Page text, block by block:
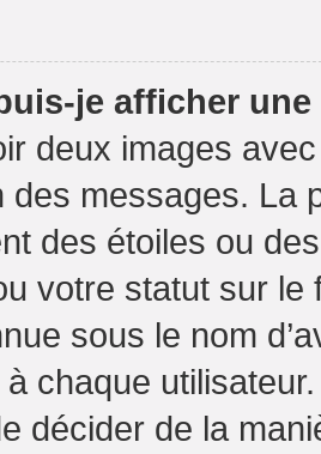
je afficher
deux images
des messages. La
des étoiles ou
votre statut sur
sous le nom
chaque utilisateur.
décider de la